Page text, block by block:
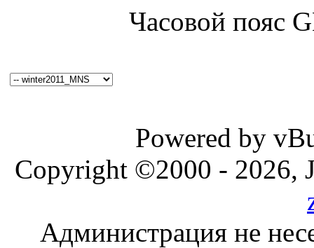
Часовой пояс
Powered by
Copyright ©2000 - 2026,
Администрация не